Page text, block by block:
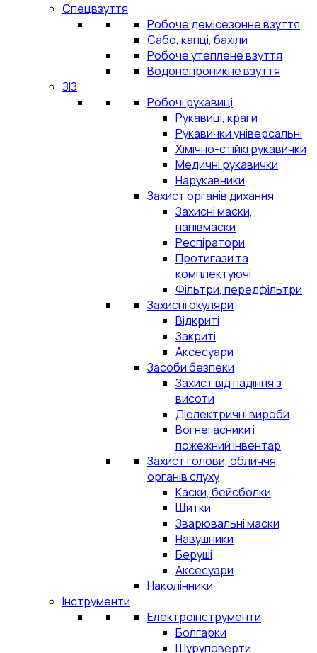
Спецвзуття
Робоче демісезонне взуття
Сабо, капці, бахіли
Робоче утеплене взуття
Водонепроникне взуття
ЗІЗ
Робочі рукавиці
Рукавиці, краги
Рукавички універсальні
Хімічно-стійкі рукавички
Медичні рукавички
Нарукавники
Захист органів дихання
Захисні маски,
напівмаски
Респіратори
Протигази та
комплектуючі
Фільтри, передфільтри
Захисні окуляри
Відкриті
Закриті
Аксесуари
Засоби безпеки
Захист від падіння з
висоти
Діелектричні вироби
Вогнегасники і
пожежний інвентар
Захист голови, обличчя,
органів слуху
Каски, бейсболки
Щитки
Зварювальні маски
Навушники
Беруші
Аксесуари
Наколінники
Інструменти
Електроінструменти
Болгарки
Шуруповерти